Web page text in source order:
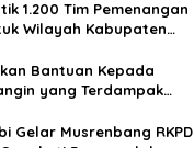
1.200 Tim Pemenangan
Wilayah Kabupaten
Bantuan Kepada
yang Terdampak
Gelar Musrenbang RKPD